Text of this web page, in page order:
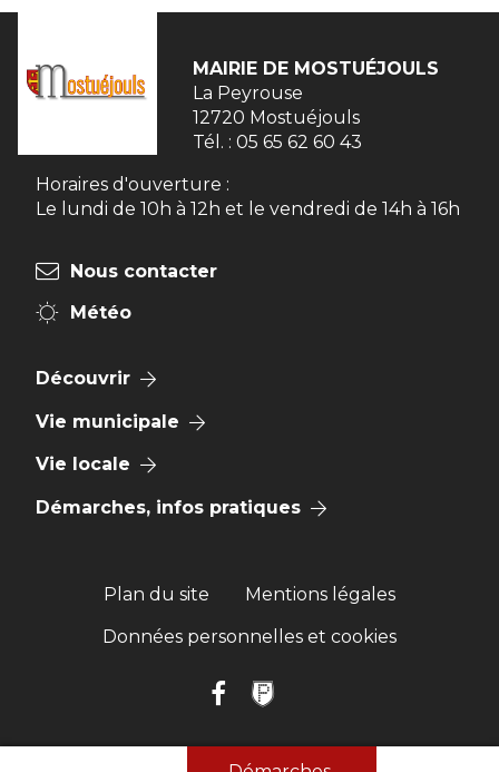
MAIRIE DEMOSTUÉJOULS
La Peyrouse
12720 Mostuéjouls
Tél. : 05 65 62 60 43
Horaires d'ouverture :
Le lundi de 10h à 12h et le vendredi de 14h à 16h
Nous contacter
Météo
Découvrir
Vie municipale
Vie locale
Démarches, infos pratiques
Plan du site Mentions légales
Données personnelles et cookies